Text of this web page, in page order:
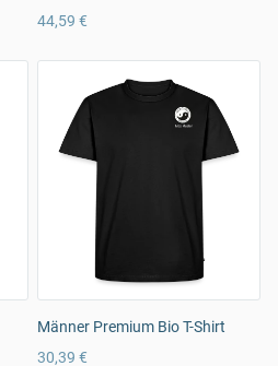
44,59 €
Männer Premium Bio T-Shirt
30,39 €